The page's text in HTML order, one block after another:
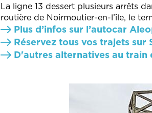
La ligne 13 dessert plusieurs arrêts
routière de Noirmoutier-en-l’île, le
Plus d’infos sur l’autocar
Réservez tous vos trajets sur
D'autres alternatives au train